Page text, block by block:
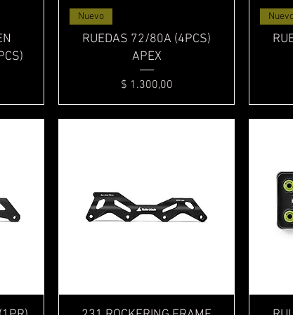
Nuevo
RUEDAS 72/80A (4PCS)
APEX
Precio
$ 1.300,00
Vista rápida